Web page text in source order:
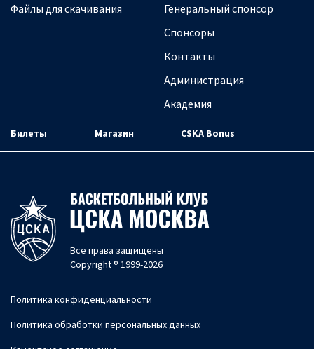
Файлы для скачивания
Генеральный спонсор
Спонсоры
Контакты
Администрация
Академия
Билеты Магазин CSKA Bonus
Все права защищены
Copyright ® 1999-2026
Политика конфиденциальности
Политика обработки персональных данных